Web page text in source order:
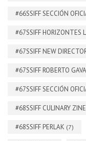
#66SSIFF SECCIÓN
#67SSIFF HORIZONTES
#67SSIFF NEW
#67SSIFF ROBERTO
#67SSIFF SECCIÓN
#68SSIFF CULINARY
#68SSIFF PERLAK (7)